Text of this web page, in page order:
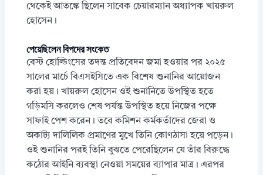
থেকেই আতঙ্কে ছিলেন সাবেক চেয়ারম্যান অধ্যাপক খায়রুল
হোসেন।
পেয়েছিলেন বিপদের সংকেত
বেস্ট হোল্ডিংসের তদন্ত প্রতিবেদন জমা হওয়ার পর ২০২৫
সালের মার্চে বিএসইসিতে এক বিশেষ শুনানির আয়োজন
করা হয়। খায়রুল হোসেন ওই শুনানিতে উপস্থিত হতে
গড়িমসি করলেও শেষ পর্যন্ত উপস্থিত হয়ে নিজের পক্ষে
সাফাই পেশ করেন। তবে কমিশন কর্মকর্তাদের জেরা ও
অকাট্য দালিলিক প্রমাণের মুখে তিনি কোণঠাসা হয়ে পড়েন।
ওই শুনানির পরই তিনি বুঝতে পেরেছিলেন যে তাঁর বিরুদ্ধে
কঠোর আইনি ব্যবস্থা নেওয়া সময়ের ব্যাপার মাত্র। এরপর